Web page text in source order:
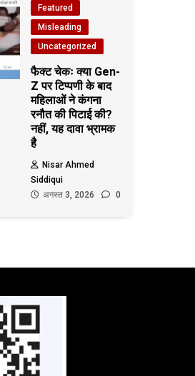
Featured
Misleading
Uncategorized
फैक्ट चेकः क्या Gen-
Z पर टिप्पणी के बाद
महिलाओं ने कंगना
रनौत की पिटाई की?
नहीं, यह दावा भ्रामक
है
Nisar Ahmed
Siddiqui
अगस्त 3, 2026
0